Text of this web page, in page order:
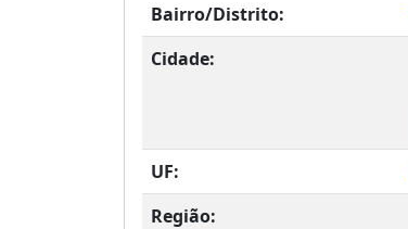
Bairro/Distrito:
Cidade:
UF:
Região: